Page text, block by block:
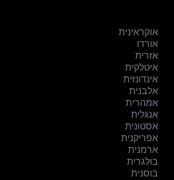
אוקראינית
אורדו
אזרית
איטלקית
אינדונזית
אלבנית
אמהרית
אנגלית
אסטונית
אפריקנית
ארמנית
בולגרית
בוסנית